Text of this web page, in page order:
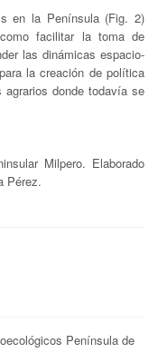
en la Península (Fig. 2)
facilitar la toma de
las dinámicas espacio-
la creación de política
donde todavía se
Milpero. Elaborado
Pérez.
Península de